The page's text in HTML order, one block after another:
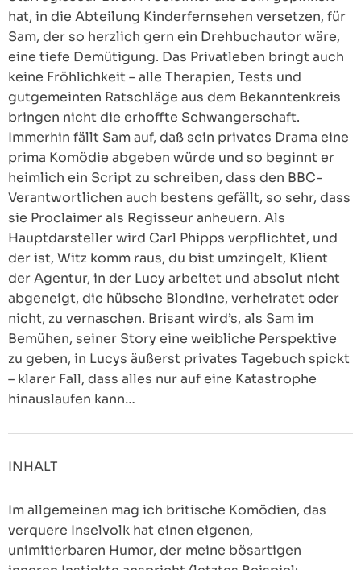
hat, in die Abteilung Kinderfernsehen versetzen, für
Sam, der so herzlich gern ein Drehbuchautor wäre,
eine tiefe Demütigung. Das Privatleben bringt auch
keine Fröhlichkeit – alle Therapien, Tests und
gutgemeinten Ratschläge aus dem Bekanntenkreis
bringen nicht die erhoffte Schwangerschaft.
Immerhin fällt Sam auf, daß sein privates Drama eine
prima Komödie abgeben würde und so beginnt er
heimlich ein Script zu schreiben, dass den BBC-
Verantwortlichen auch bestens gefällt, so sehr, dass
sie Proclaimer als Regisseur anheuern. Als
Hauptdarsteller wird Carl Phipps verpflichtet, und
der ist, Witz komm raus, du bist umzingelt, Klient
der Agentur, in der Lucy arbeitet und absolut nicht
abgeneigt, die hübsche Blondine, verheiratet oder
nicht, zu vernaschen. Brisant wird’s, als Sam im
Bemühen, seiner Story eine weibliche Perspektive
zu geben, in Lucys äußerst privates Tagebuch spickt
– klarer Fall, dass alles nur auf eine Katastrophe
hinauslaufen kann…
INHALT
Im allgemeinen mag ich britische Komödien, das
verquere Inselvolk hat einen eigenen,
unimitierbaren Humor, der meine bösartigen